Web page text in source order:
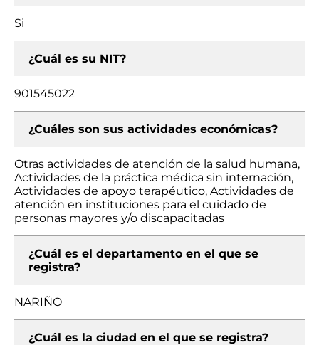
Si
¿Cuál es su NIT?
901545022
¿Cuáles son sus actividades económicas?
Otras actividades de atención de la salud humana,
Actividades de la práctica médica sin internación,
Actividades de apoyo terapéutico, Actividades de
atención en instituciones para el cuidado de
personas mayores y/o discapacitadas
¿Cuál es el departamento en el que se
registra?
NARIÑO
¿Cuál es la ciudad en el que se registra?